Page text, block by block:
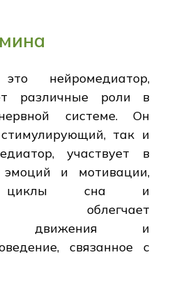
нейромедиатор,
различные роли в
системе. Он
так и
участвует в
и мотивации,
циклы сна и
облегчает
движения и
связанное с